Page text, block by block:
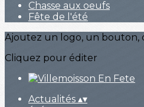
Chasse aux oeufs
Fête de l'été
Ajoutez un logo, un bouton,
Cliquez pour éditer
Actualités ▴▾